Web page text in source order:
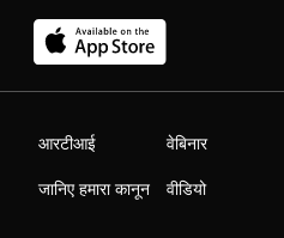
आरटीआई
जानिए हमारा कानून
वेबिनार
वीडियो